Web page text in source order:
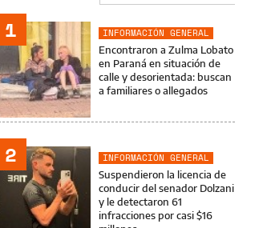
1
INFORMACIÓN GENERAL
Encontraron a Zulma Lobato
en Paraná en situación de
calle y desorientada: buscan
a familiares o allegados
2
INFORMACIÓN GENERAL
Suspendieron la licencia de
conducir del senador Dolzani
y le detectaron 61
infracciones por casi $16